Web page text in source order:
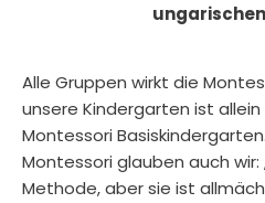
Alle Gruppen wirkt die
unsere Kindergarten ist allein
Montessori
Montessori glauben auch wir:
Methode, aber sie ist